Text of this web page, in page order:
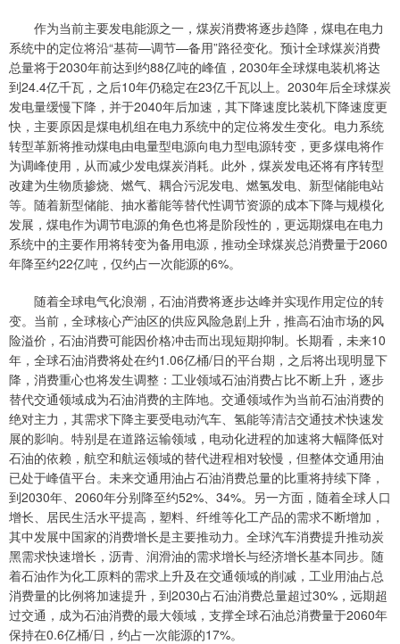
作为当前主要发电能源之一，煤炭消费将逐步趋降，煤电在电力
系统中的定位将沿“基荷—调节—备用”路径变化。预计全球煤炭消费
总量将于2030年前达到约88亿吨的峰值，2030年全球煤电装机将达
到24.4亿千瓦，之后10年仍稳定在23亿千瓦以上。2030年后全球煤炭
发电量缓慢下降，并于2040年后加速，其下降速度比装机下降速度更
快，主要原因是煤电机组在电力系统中的定位将发生变化。电力系统
转型革新将推动煤电由电量型电源向电力型电源转变，更多煤电将作
为调峰使用，从而减少发电煤炭消耗。此外，煤炭发电还将有序转型
改建为生物质掺烧、燃气、耦合污泥发电、燃氢发电、新型储能电站
等。随着新型储能、抽水蓄能等替代性调节资源的成本下降与规模化
发展，煤电作为调节电源的角色也将是阶段性的，更远期煤电在电力
系统中的主要作用将转变为备用电源，推动全球煤炭总消费量于2060
年降至约22亿吨，仅约占一次能源的6%。
随着全球电气化浪潮，石油消费将逐步达峰并实现作用定位的转
变。当前，全球核心产油区的供应风险急剧上升，推高石油市场的风
险溢价，石油消费可能因价格冲击而出现短期抑制。长期看，未来10
年，全球石油消费将处在约1.06亿桶/日的平台期，之后将出现明显下
降，消费重心也将发生调整：工业领域石油消费占比不断上升，逐步
替代交通领域成为石油消费的主阵地。交通领域作为当前石油消费的
绝对主力，其需求下降主要受电动汽车、氢能等清洁交通技术快速发
展的影响。特别是在道路运输领域，电动化进程的加速将大幅降低对
石油的依赖，航空和航运领域的替代进程相对较慢，但整体交通用油
已处于峰值平台。未来交通用油占石油消费总量的比重将持续下降，
到2030年、2060年分别降至约52%、34%。另一方面，随着全球人口
增长、居民生活水平提高，塑料、纤维等化工产品的需求不断增加，
其中发展中国家的消费增长是主要推动力。全球汽车消费提升推动炭
黑需求快速增长，沥青、润滑油的需求增长与经济增长基本同步。随
着石油作为化工原料的需求上升及在交通领域的削减，工业用油占总
消费量的比例将加速提升，到2030占石油消费总量超过30%，远期超
过交通，成为石油消费的最大领域，支撑全球石油总消费量于2060年
保持在0.6亿桶/日，约占一次能源的17%。